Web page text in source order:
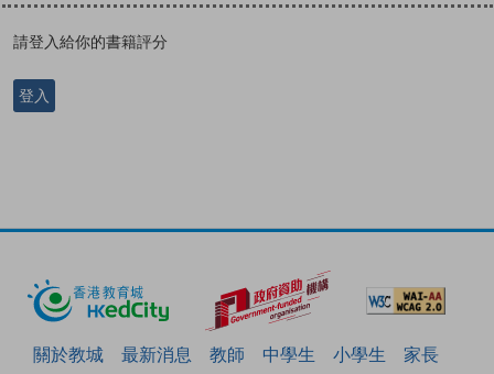
請登入給你的書籍評分
登入
關於教城 最新消息 教師 中學生 小學生
家長